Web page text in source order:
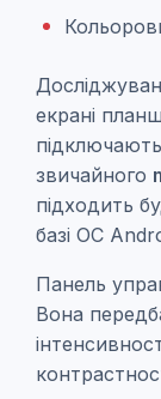
екрані
звичайного
підходить
базі ОС
Панель
Вона